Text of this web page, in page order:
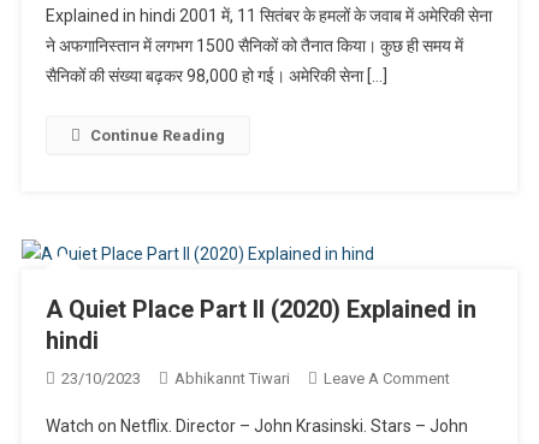
Explained
In
Explained in hindi 2001 में, 11 सितंबर के हमलों के जवाब में अमेरिकी सेना
ने अफगानिस्तान में लगभग 1500 सैनिकों को तैनात किया। कुछ ही समय में
सैनिकों की संख्या बढ़कर 98,000 हो गई। अमेरिकी सेना […]
Continue Reading
A Quiet Place Part II (2020) Explained in
hindi
23/10/2023 Abhikannt Tiwari Leave A CommentOn
Quiet
Watch on Netflix. Director – John Krasinski. Stars – John